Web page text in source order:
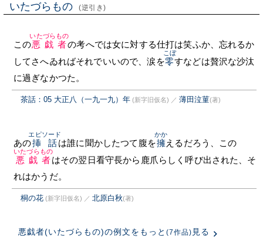
いたづらもの (逆引き)
この悪戯者
いたづらもの
の考へでは女に対する仕打は笑ふか、忘れるか
してさへゐればそれでいいので、涙を零
こぼ
すなどは贅沢な沙汰
に過ぎなかつた。
茶話：05 大正八（一九一九）年 (新字旧仮名) ／ 薄田泣菫(著)
あの挿話
エピソード
は誰に聞かしたつて腹を擁
かか
えるだろう、この
悪戯者
いたづらもの
はその翌日看守長から鹿爪らしく呼び出された、そ
れはかうだ。
桐の花 (新字旧仮名) ／ 北原白秋(著)
悪戯者(いたづらもの)の例文をもっと (7作品) 見る